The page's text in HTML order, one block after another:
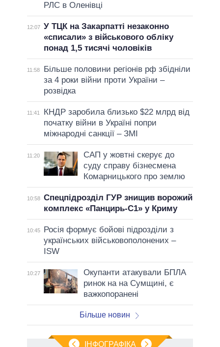
РЛС в Оленівці
12:07 У ТЦК на Закарпатті незаконно
«списали» з військового обліку
понад 1,5 тисячі чоловіків
11:58
Більше половини регіонів рф збідніли
за 4 роки війни проти України –
розвідка
11:41
КНДР заробила близько $22 млрд від
початку війни в Україні попри
міжнародні санкції – ЗМІ
11:20
САП у жовтні скерує до
суду справу бізнесмена
Комарницького про землю
10:58 Спецпідрозділ ГУР знищив ворожий
комплекс «Панцирь-С1» у Криму
10:45
Росія формує бойові підрозділи з
українських військовополонених –
ISW
10:27
Окупанти атакували БПЛА
ринок на на Сумщині, є
важкопоранені
Більше новин
ІНФОГРАФІКА